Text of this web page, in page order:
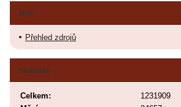
RSS
Přehled zdrojů
Statistiky
Celkem:
1231909